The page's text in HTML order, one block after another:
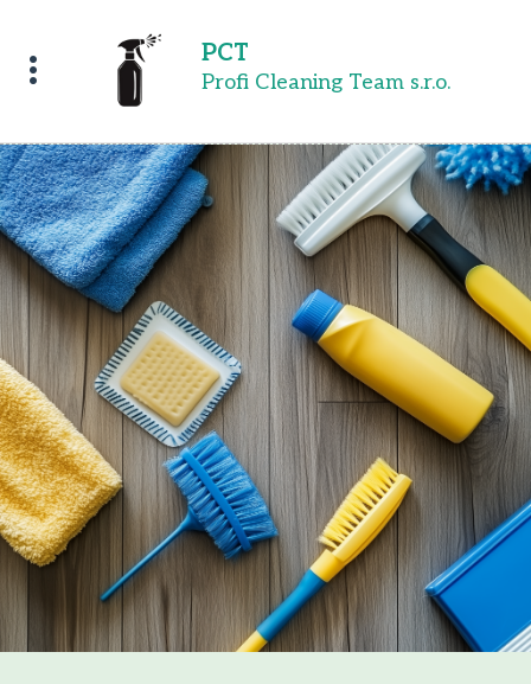
PCT
Profi Cleaning Team s.r.o.